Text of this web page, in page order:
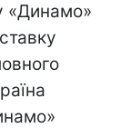
«Динамо»